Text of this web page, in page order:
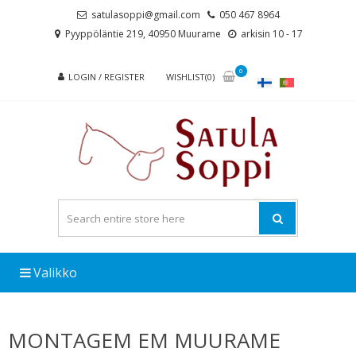
satulasoppi@gmail.com
050 467 8964
Pyyppöläntie 219, 40950 Muurame
arkisin 10 - 17
LOGIN / REGISTER WISHLIST(0)
0
Valikko
MONTAGEM EM MUURAME